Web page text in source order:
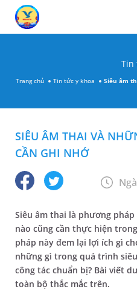
Tin
Trang chủ Tin tức y khoa Siêu âm
SIÊU ÂM THAI VÀ
CẦN GHI NHỚ
Siêu âm thai là phương
nào cũng cần thực hiện
pháp này đem lại lợi ích gì
những gì trong quá trình
công tác chuẩn bị? Bài viết
toàn bộ thắc mắc trên.